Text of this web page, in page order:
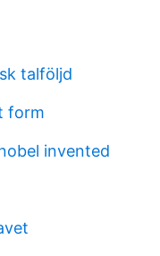
talföljd
form
invented